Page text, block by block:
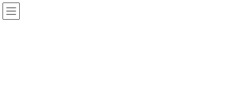
コ
ン
ナ
ビ